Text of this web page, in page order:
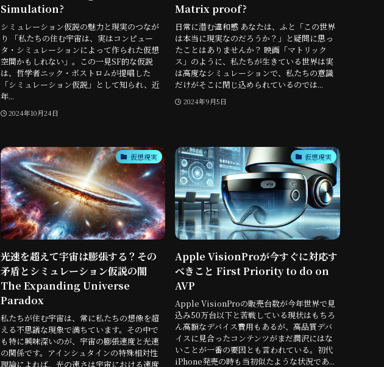
Simulation?
シミュレーション仮説の魅力と現実のつなが
り 「私たちの住む宇宙は、実はコンピュー
タ・シミュレーションによって作られた仮想
空間かもしれない」。この一見SF的な仮説
は、哲学者ニック・ボストロムが提唱した
「シミュレーション仮説」として知られ、近
年...
2024年10月24日
Matrix proof?
日常に潜む違和感 あなたは、ふと「この世界
は本当に現実なのだろうか？」と疑問に思っ
たことはありませんか？ 映画「マトリック
ス」のように、私たちが生きている世界は実
は高度なシミュレーションで、私たちの意識
だけがそこに閉じ込められているのでは...
2024年9月5日
仮想現実
光速を超えて宇宙は膨張する？その
矛盾とシミュレーション仮説の闇
The Expanding Universe
Paradox
私たちが住む宇宙は、常に私たちの想像を超
える不思議な現象で満ちています。その中で
も特に興味深いのが、宇宙の膨張速度と光速
の関係です。アインシュタインの特殊相対性
理論によれば、光の速さは宇宙における速度
仮想現実
Apple VisionProが今すぐに対応す
べきこと First Priority to do on
AVP
Apple VisionProの販売台数が今年世界で見
込み50万台以下と苦戦している現状はもちろ
ん高額なデバイス費用もあるが、高品質デバ
イスに見合ったコンテンツがまだ潤沢にはな
いことが一番の要因とも言われている。初代
iPhone発売の時も当初似たような状況であ...